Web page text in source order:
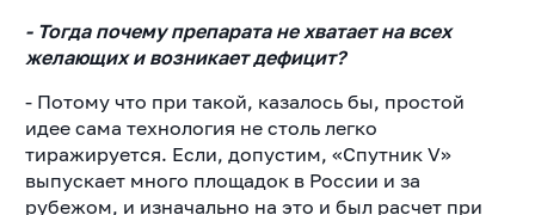
- Тогда почему препарата не хватает на всех
желающих и возникает дефицит?
- Потому что при такой, казалось бы, простой
идее сама технология не столь легко
тиражируется. Если, допустим, «Спутник V»
выпускает много площадок в России и за
рубежом, и изначально на это и был расчет при